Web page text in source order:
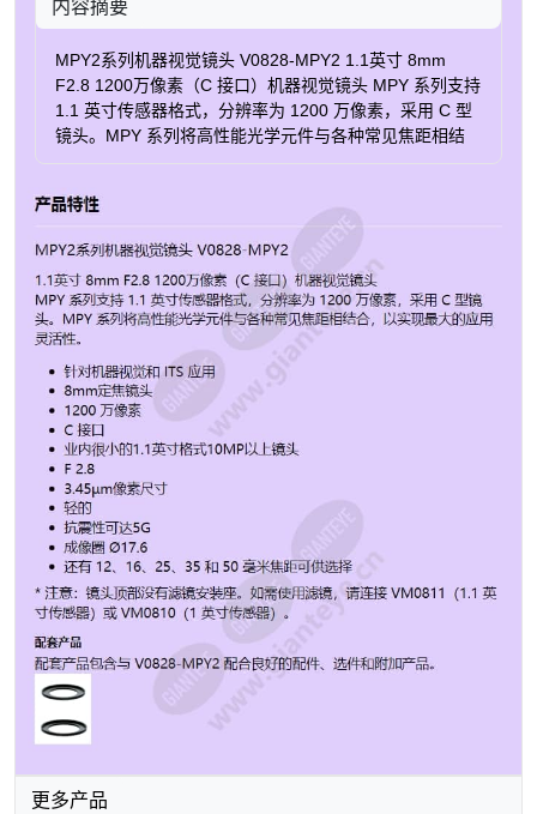
内容摘要
MPY2系列机器视觉镜头 V0828-MPY2 1.1英寸 8mm
F2.8 1200万像素（C 接口）机器视觉镜头 MPY 系列支持
1.1 英寸传感器格式，分辨率为 1200 万像素，采用 C 型
镜头。MPY 系列将高性能光学元件与各种常见焦距相结
式10MP以上镜头 F 2.8 3.45µm像素尺寸 轻的 抗震性可
达5G 成像圈 Ø17.6 还有 12、16、25、35 和 50 毫米焦
距可供选择 * 注意：镜头顶部没有滤镜安装座。如需使用
滤镜，请连接 VM0811（1.1 英寸传感器）或 VM0810（1
英寸传感器）。 配套产品 配套产品包含与 V0828-MPY2
配合良好的配件、选件和附加产品。
更多产品